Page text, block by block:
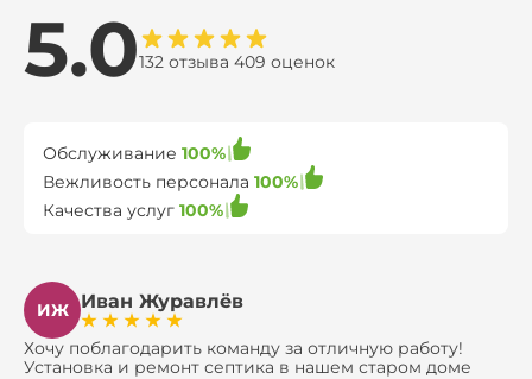
5.0132 отзыва 409 оценок
Обслуживание 100%
Вежливость персонала 100%
Качества услуг 100%
ИЖ Иван Журавлёв
Хочу поблагодарить команду за отличную работу!
Установка и ремонт септика в нашем старом доме